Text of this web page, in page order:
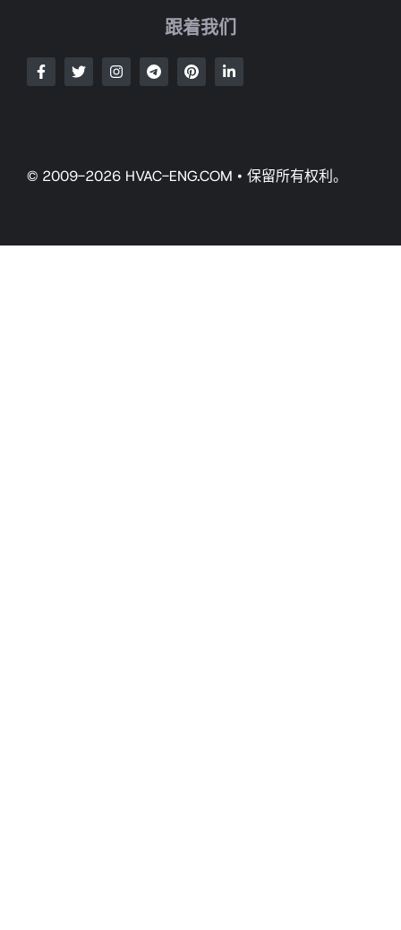
跟着我们
© 2009-2026 HVAC-ENG.COM • 保留所有权利。